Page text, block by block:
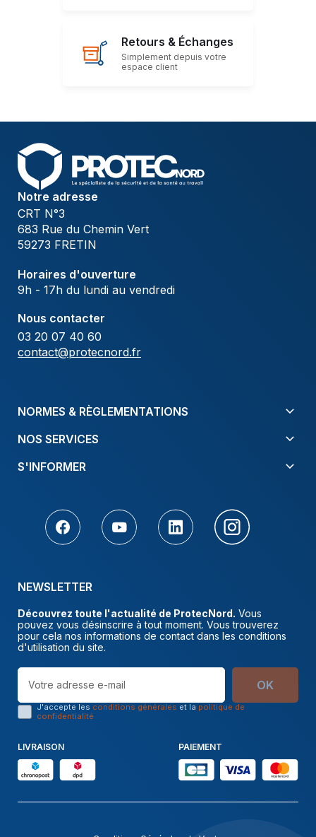
Retours & Échanges
Simplement depuis votre
espace client
Notre adresse
CRT N°3
683 Rue du Chemin Vert
59273 FRETIN
Horaires d'ouverture
9h - 17h du lundi au vendredi
Nous contacter
03 20 07 40 60
contact@protecnord.fr
NORMES & RÈGLEMENTATIONS
NOS SERVICES
S'INFORMER
NEWSLETTER
Découvrez toute l'actualité de ProtecNord. Vous
pouvez vous désinscrire à tout moment. Vous trouverez
pour cela nos informations de contact dans les conditions
d'utilisation du site.
OK
J'accepte les conditions générales et la politique de
confidentialité
LIVRAISON PAIEMENT